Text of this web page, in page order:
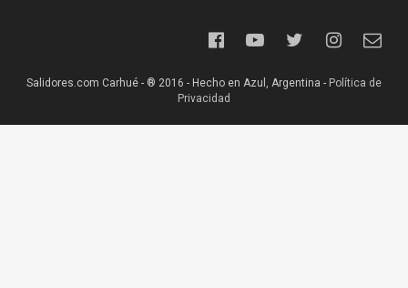
Salidores.com Carhué - ® 2016 - Hecho en Azul, Argentina - Política de
Privacidad